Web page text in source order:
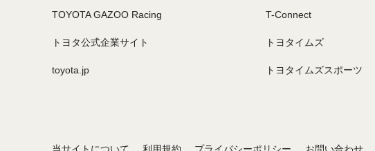
TOYOTA GAZOO Racing
トヨタ公式企業サイト
toyota.jp
T-Connect
トヨタイムズ
トヨタイムズスポーツ
当サイトについて 利用規約 プライバシーポリシー お問い合わせ